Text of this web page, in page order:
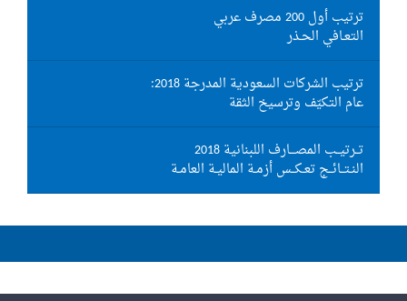
ترتيب أول 200 مصرف عربي
التعـافي الحـذر
ترتيب الشركات السعودية المدرجة 2018:
عام التكيّف وترسيخ الثقة
تــرتيــب المصـــارف اللبنانية 2018
النـتــائــج تعـكــس أزمـة الماليـة العامـة